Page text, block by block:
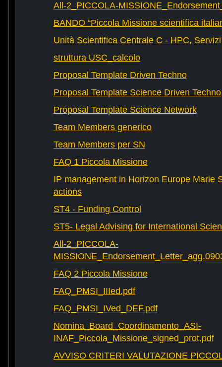
All-2_PICCOLA-
BANDO “Piccola Missione scientifica
Unità Scientifica Centrale C - HPC,
struttura USC_calcolo
Proposal Template Driven Techno
Proposal Template Science Driven Techno
Proposal Template Science Network
Team Members generico
Team Members per SN
FAQ 1 Piccola Missione
IP management in Horizon Europe Marie
actions
ST4 - Funding Control
ST5- Legal Advising for International
All-2_PICCOLA-
FAQ 2 Piccola Missione
FAQ_PMSI_IIIed.pdf
FAQ_PMSI_IVed_DEF.pdf
Nomina_Board_Coordinamento_ASI-
INAF_Piccola_Missione_signed_prot.pdf
AVVISO CRITERI VALUTAZIONE